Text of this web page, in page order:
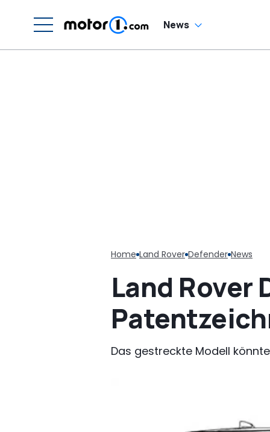
News
Home Land Rover Defender News
Land Rover
Das gestreckte Modell